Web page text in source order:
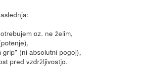
oz. ne želim,
(ni absolutni pogoj),
pred vzdržljivostjo.